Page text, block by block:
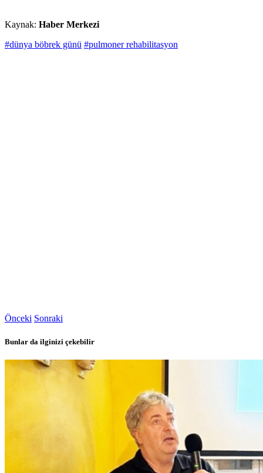
Kaynak: Haber Merkezi
#dünya böbrek günü #pulmoner rehabilitasyon
Önceki Sonraki
Bunlar da ilginizi çekebilir